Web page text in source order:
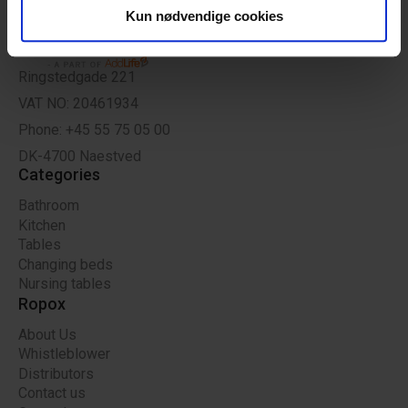
data med andre oplysninger, du har givet dem, eller som
de har indsamlet fra din brug af deres tjenester.
Kun nødvendige cookies
Ringstedgade 221
VAT NO: 20461934
Phone: +45 55 75 05 00
DK-4700 Naestved
Categories
Bathroom
Kitchen
Tables
Changing beds
Nursing tables
Ropox
About Us
Whistleblower
Distributors
Contact us